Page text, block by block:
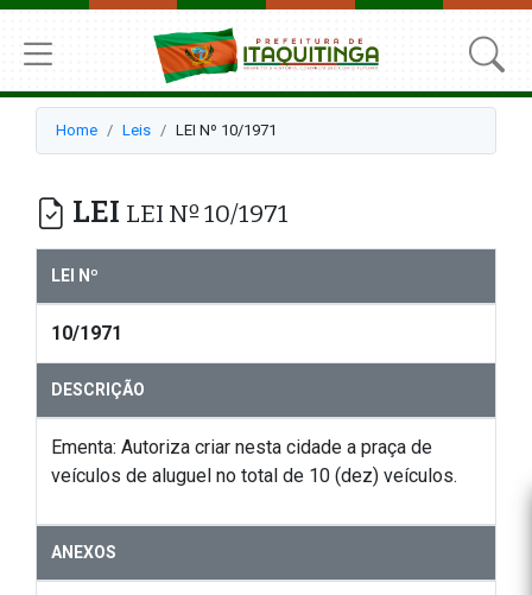
Home Leis LEI Nº 10/1971
LEI LEI Nº 10/1971
LEI Nº
10/1971
DESCRIÇÃO
Ementa: Autoriza criar nesta cidade a praça de
veículos de aluguel no total de 10 (dez) veículos.
ANEXOS